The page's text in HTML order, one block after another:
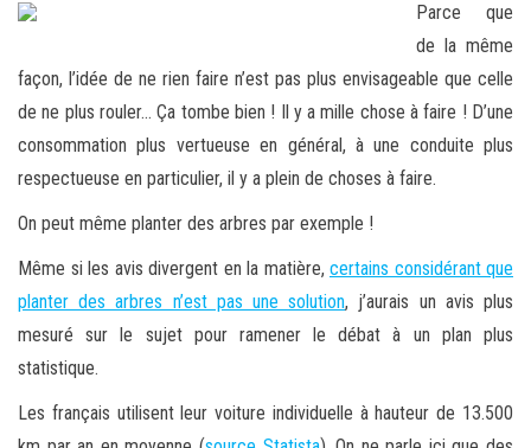
Parce que
de la même
façon, l’idée de ne rien faire n’est pas plus envisageable que celle
de ne plus rouler… Ça tombe bien ! Il y a mille chose à faire ! D’une
consommation plus vertueuse en général, à une conduite plus
respectueuse en particulier, il y a plein de choses à faire.
On peut même planter des arbres par exemple !
Même si les avis divergent en la matière, certains considérant que
planter des arbres n’est pas une solution, j’aurais un avis plus
mesuré sur le sujet pour ramener le débat à un plan plus
statistique.
Les français utilisent leur voiture individuelle à hauteur de 13.500